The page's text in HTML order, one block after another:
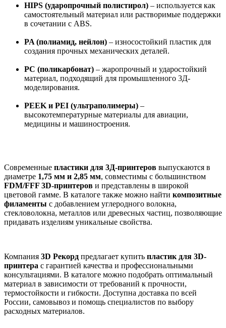
HIPS (ударопрочный полистирол) – используется как
самостоятельный материал или растворимые поддержки
в сочетании с ABS.
PA (полиамид, нейлон) – износостойкий пластик для
создания прочных механических деталей.
PC (поликарбонат) – жаропрочный и ударостойкий
материал, подходящий для промышленного 3Д-
моделирования.
PEEK и PEI (ультраполимеры) –
высокотемпературные материалы для авиации,
медицины и машиностроения.
Современные пластики для 3Д-принтеров выпускаются в
диаметре 1,75 мм и 2,85 мм, совместимы с большинством
FDM/FFF 3D-принтеров и представлены в широкой
цветовой гамме. В каталоге также можно найти композитные
филаменты с добавлением углеродного волокна,
стекловолокна, металлов или древесных частиц, позволяющие
придавать изделиям уникальные свойства.
Компания 3D Рекорд предлагает купить пластик для 3D-
принтера с гарантией качества и профессиональными
консультациями. В каталоге можно подобрать оптимальный
материал в зависимости от требований к прочности,
термостойкости и гибкости. Доступна доставка по всей
России, самовывоз и помощь специалистов по выбору
расходных материалов.